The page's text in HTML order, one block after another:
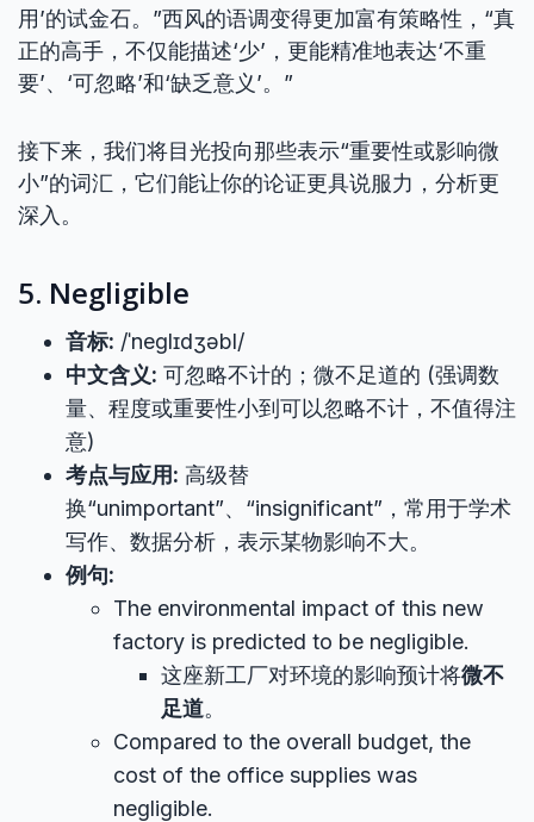
用’的试金石。”西风的语调变得更加富有策略性，“真
正的高手，不仅能描述‘少’，更能精准地表达‘不重
要’、‘可忽略’和‘缺乏意义’。”
接下来，我们将目光投向那些表示“重要性或影响微
小”的词汇，它们能让你的论证更具说服力，分析更
深入。
5. Negligible
音标: /ˈneɡlɪdʒəbl/
中文含义: 可忽略不计的；微不足道的 (强调数
量、程度或重要性小到可以忽略不计，不值得注
意)
考点与应用: 高级替
换“unimportant”、“insignificant”，常用于学术
写作、数据分析，表示某物影响不大。
例句:
The environmental impact of this new
factory is predicted to be negligible.
这座新工厂对环境的影响预计将微不
足道。
Compared to the overall budget, the
cost of the office supplies was
negligible.